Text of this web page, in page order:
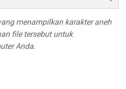
menampilkan karakter aneh
file tersebut untuk
Anda.